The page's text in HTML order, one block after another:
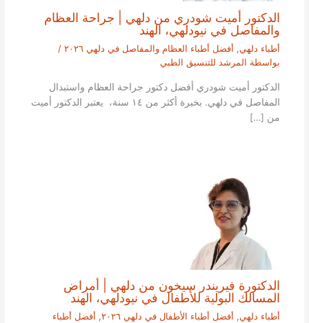
الدكتور أميت شودري من دلهي | جراحة العظام
والمفاصل في نيودلهي، الهند
أطباء دلهي, أفضل أطباء العظام والمفاصل في دلهي ٢٠٢٦
/
بواسطة المرشد للتنسيق الطبي
الدكتور أميت شودري أفضل دكتور جراحة العظام واستبدال
المفاصل في دلهي. بخبرة أكثر من ١٤ سنة، يعتبر الدكتور أميت
من […]
الدكتورة فيريندر سيخون من دلهي | أمراض
المسالك البولية للأطفال في نيودلهي، الهند
أطباء دلهي, أفضل أطباء الأطفال في دلهي ٢٠٢٦ , أفضل أطباء